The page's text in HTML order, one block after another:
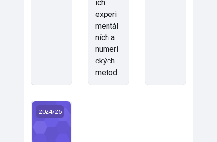
ích
experi
mentál
ních a
numeri
ckých
metod.
KMP/STA - Mechanika I (Statika) (2024)
2024/25